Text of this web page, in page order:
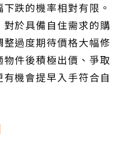
跌的機率相對有限。
於具備自住需求的購
過度期待價格大幅修
件後積極出價、爭取
機會提早入手符合自